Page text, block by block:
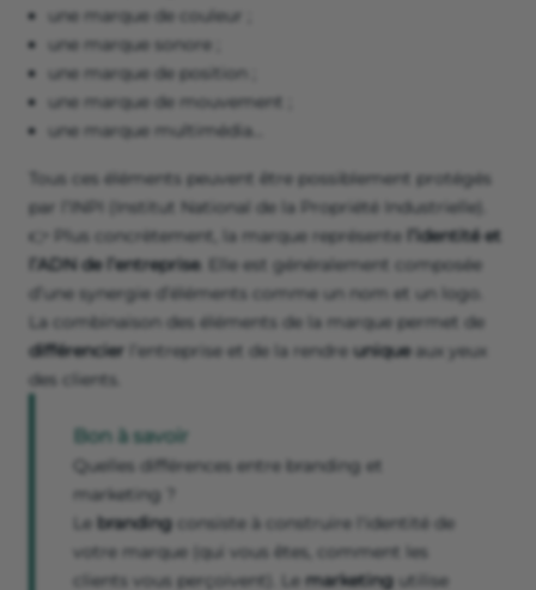
une marque de couleur ;
une marque sonore ;
une marque de position ;
une marque de mouvement ;
une marque multimédia…
Tous ces éléments peuvent être possiblement protégés
par l’INPI (Institut National de la Propriété Industrielle).
👉 Plus concrètement, la marque représente l’identité et
l’ADN de l’entreprise. Elle est généralement composée
d’une synergie d’éléments comme un nom et un logo.
La combinaison des éléments de la marque permet de
différencier l’entreprise et de la rendre uniqueaux yeux
des clients.
Bon à savoir
Quelles différences entre branding et
marketing ?
Le branding consiste à construire l'identité de
votre marque (qui vous êtes, comment les
clients vous perçoivent). Le marketing utilise